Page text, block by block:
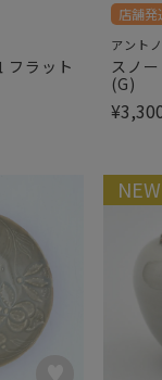
フラット
店舗発
アント
スノ
(G)
¥
NEW